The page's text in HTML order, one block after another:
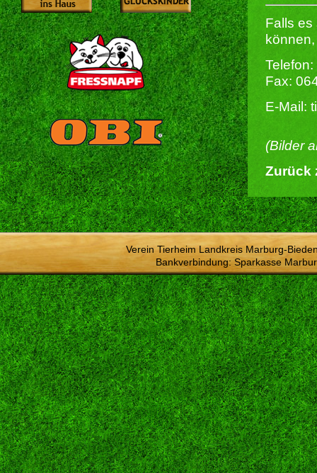
Falls es
Fax:
E-Mail:
(Bilder
Zurück
Verein Tierheim Landkreis Marburg-
Bankverbindung: Sparkasse